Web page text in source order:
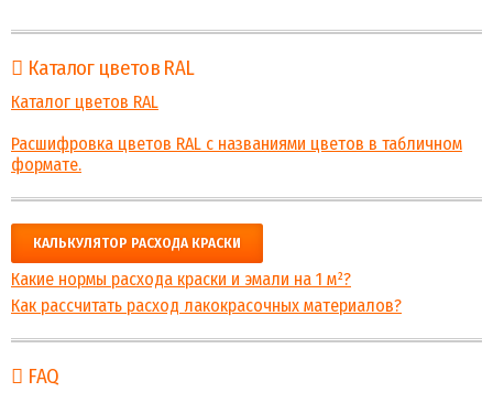
Каталог цветов RAL
Каталог цветов RAL
Расшифровка цветов RAL с названиями цветов в табличном
формате.
КАЛЬКУЛЯТОР РАСХОДА КРАСКИ
Какие нормы расхода краски и эмали на 1 м²?
Как рассчитать расход лакокрасочных материалов?
FAQ